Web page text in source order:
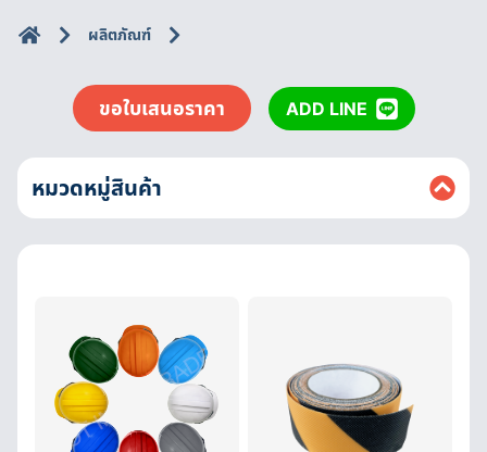
ผลิตภัณฑ์
ขอใบเสนอราคา ADD LINE
หมวดหมู่สินค้า